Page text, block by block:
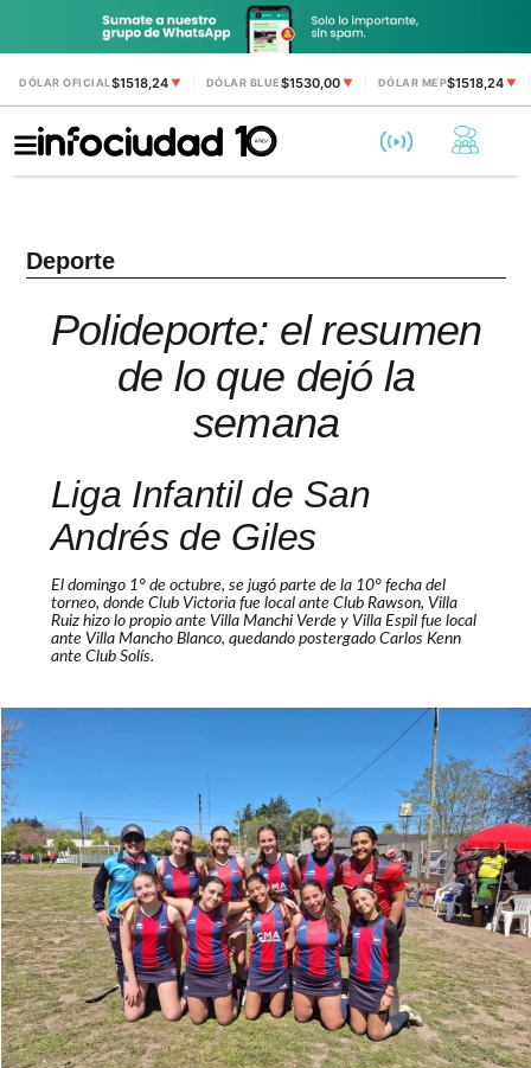
DÓLAR OFICIAL$1518,24 ▼ DÓLAR BLUE$1530,00 ▼ DÓLAR MEP$1518,24▼
Deporte
Polideporte: el resumen
de lo que dejó la
semana
Liga Infantil de San
Andrés de Giles
El domingo 1° de octubre, se jugó parte de la 10° fecha del
torneo, donde Club Victoria fue local ante Club Rawson, Villa
Ruiz hizo lo propio ante Villa Manchi Verde y Villa Espil fue local
ante Villa Mancho Blanco, quedando postergado Carlos Kenn
ante Club Solís.